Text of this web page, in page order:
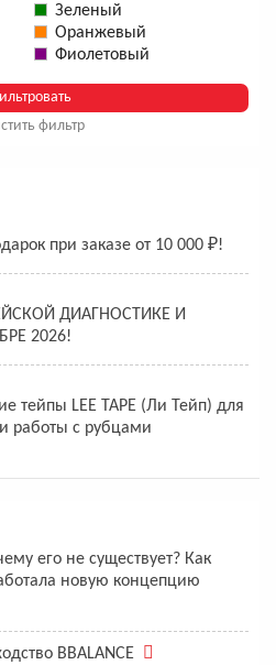
Зеленый
Оранжевый
Фиолетовый
фильтр
при заказе от 10 000 ₽!
ДИАГНОСТИКЕ И
2026!
тейпы LEE TAPE (Ли Тейп) для
работы с рубцами
его не существует? Как
новую концепцию
BBALANCE